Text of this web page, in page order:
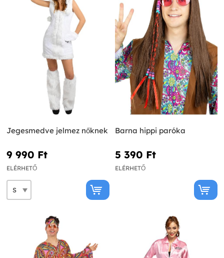
Jegesmedve jelmez nőknek
9 990 Ft‎
ELÉRHETŐ
Barna hippi paróka
5 390 Ft‎
ELÉRHETŐ